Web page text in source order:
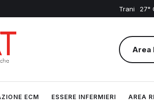
Trani 27
Area
ECM ESSERE INFERMIERI AREA